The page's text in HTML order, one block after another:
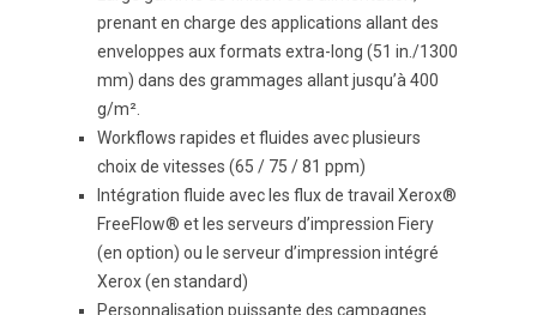
prenant en charge des applications allant des
enveloppes aux formats extra-long (51 in./1300
mm) dans des grammages allant jusqu’à 400
g/m².
Workflows rapides et fluides avec plusieurs
choix de vitesses (65 / 75 / 81 ppm)
Intégration fluide avec les flux de travail Xerox®
FreeFlow® et les serveurs d’impression Fiery
(en option) ou le serveur d’impression intégré
Xerox (en standard)
Personnalisation puissante des campagnes